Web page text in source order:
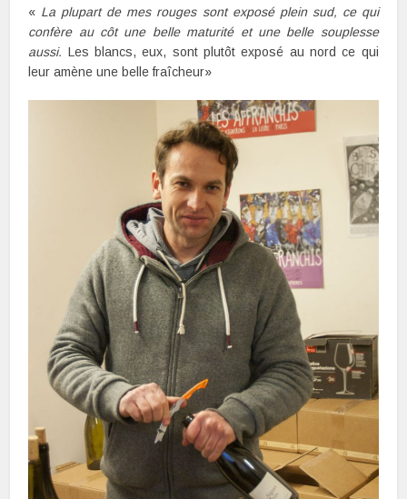
« La plupart de mes rouges sont exposé plein sud, ce qui
confère au côt une belle maturité et une belle souplesse
aussi. Les blancs, eux, sont plutôt exposé au nord ce qui
leur amène une belle fraîcheur»